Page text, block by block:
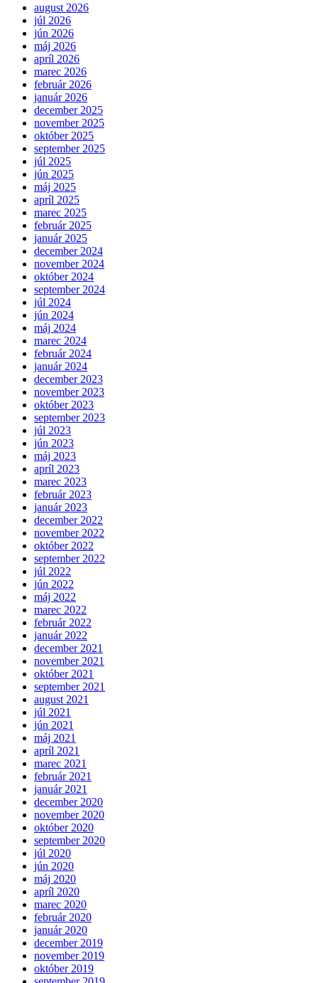
august 2026
júl 2026
jún 2026
máj 2026
apríl 2026
marec 2026
február 2026
január 2026
december 2025
november 2025
október 2025
september 2025
júl 2025
jún 2025
máj 2025
apríl 2025
marec 2025
február 2025
január 2025
december 2024
november 2024
október 2024
september 2024
júl 2024
jún 2024
máj 2024
marec 2024
február 2024
január 2024
december 2023
november 2023
október 2023
september 2023
júl 2023
jún 2023
máj 2023
apríl 2023
marec 2023
február 2023
január 2023
december 2022
november 2022
október 2022
september 2022
júl 2022
jún 2022
máj 2022
marec 2022
február 2022
január 2022
december 2021
november 2021
október 2021
september 2021
august 2021
júl 2021
jún 2021
máj 2021
apríl 2021
marec 2021
február 2021
január 2021
december 2020
november 2020
október 2020
september 2020
júl 2020
jún 2020
máj 2020
apríl 2020
marec 2020
február 2020
január 2020
december 2019
november 2019
október 2019